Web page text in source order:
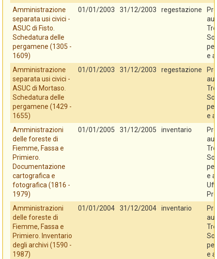
Amministrazione
separata usi civici -
ASUC di Fisto.
Schedatura delle
pergamene (1305 -
1609)
01/01/2003 31/12/2003 regestazione
e
Amministrazione
separata usi civici -
ASUC di Mortaso.
Schedatura delle
pergamene (1429 -
1655)
01/01/2003 31/12/2003 regestazione
e
Amministrazioni
delle foreste di
Fiemme, Fassa e
Primiero.
Documentazione
cartografica e
fotografica (1816 -
1979)
01/01/2005 31/12/2005 inventario
e
Amministrazioni
delle foreste di
Fiemme, Fassa e
Primiero. Inventario
degli archivi (1590 -
1987)
01/01/2004 31/12/2004 inventario
e